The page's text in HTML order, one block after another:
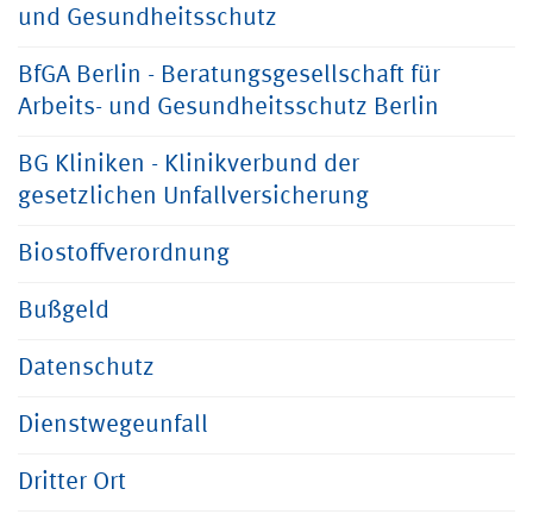
und Gesundheitsschutz
BfGA Berlin - Beratungsgesellschaft für
Arbeits- und Gesundheitsschutz Berlin
BG Kliniken - Klinikverbund der
gesetzlichen Unfallversicherung
Biostoffverordnung
Bußgeld
Datenschutz
Dienstwegeunfall
Dritter Ort